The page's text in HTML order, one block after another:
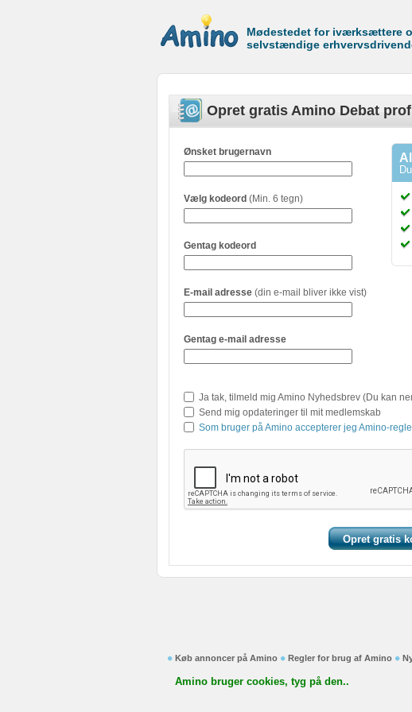
Mødestedet for iværksættere
selvstændige
Opret gratis Amino Debat
Ønsket brugernavn
Vælg kodeord (Min. 6 tegn)
Gentag kodeord
E-mail adresse (din e-mail bliver ikke vist)
Gentag e-mail adresse
Ja tak, tilmeld mig Amino Nyhedsbrev (Du kan
Send mig opdateringer til mit medlemskab
Som bruger på Amino accepterer jeg Amino-
Køb annoncer på Amino Regler for brug af Amino
Amino bruger cookies, tyg på den..